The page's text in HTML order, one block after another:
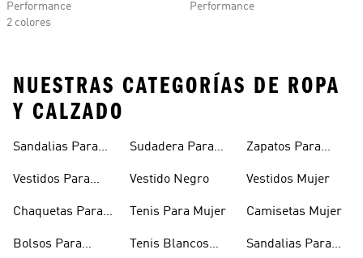
Performance
2 colores
Performance
NUESTRAS CATEGORÍAS DE ROPA
Y CALZADO
Sandalias Para
Vestidos Para
Chaquetas Para
Bolsos Para
Sudadera Para
Vestido Negro
Tenis Para Mujer
Tenis Blancos
Zapatos Para
Vestidos Mujer
Camisetas Mujer
Sandalias Para